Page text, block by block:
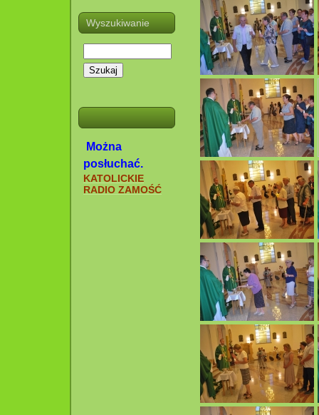
Wyszukiwanie
Szukaj
Można
posłuchać.
KATOLICKIE
RADIO ZAMOŚĆ